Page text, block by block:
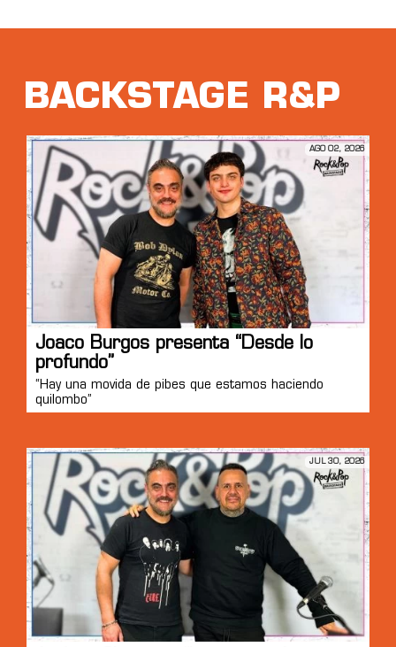
BACKSTAGE R&P
AGO 02, 2026
Joaco Burgos presenta “Desde lo
profundo”
“Hay una movida de pibes que estamos haciendo
quilombo”
JUL 30, 2026